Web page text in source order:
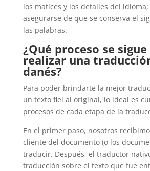
los matices y los detalles del
asegurarse de que se conserva el
las palabras.
¿Qué proceso se
realizar una
danés?
Para poder brindarte la mejor
un texto fiel al original, lo ideal es
procesos de cada etapa de la
En el primer paso, nosotros
cliente del documento (o los
traducir. Después, el traductor
traducción sobre el texto que fue